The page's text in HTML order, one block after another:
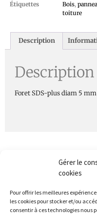
Gérer le
cookies
Pour offrir les meilleures
les cookies pour stocker et/ou
consentir à ces technologies nous
Étiquettes
Bois,
toiture
Description
Description
Foret SDS-plus diam 5